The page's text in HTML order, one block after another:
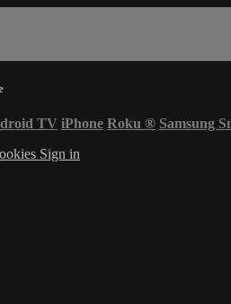
TV iPhone Roku ® Samsung
Sign in